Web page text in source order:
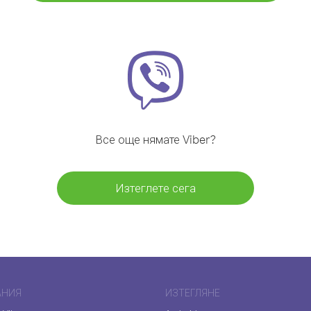
Все още нямате Viber?
Изтеглете сега
ИЗТЕГЛЯНЕ